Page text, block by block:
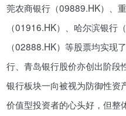
资鲸精选 | 一分钟简单粗暴秒
短视频用户规模超2.4亿 商业
仍处于探索当中
07-24
莞农商银行（09889.HK）、
（01916.HK）、哈尔滨银行
（02888.HK）等股票均实现
行、青岛银行股价亦创出阶段
银行板块一向被视为防御性资
价值型投资者的心头好，但整